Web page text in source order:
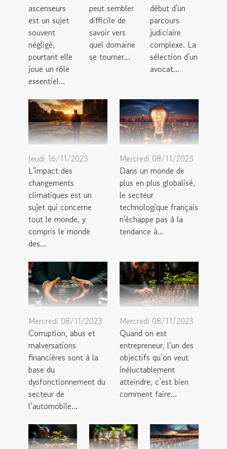
ascenseurs
est un sujet
souvent
négligé,
pourtant elle
joue un rôle
essentiel...
peut sembler
difficile de
savoir vers
quel domaine
se tourner...
début d'un
parcours
judiciaire
complexe. La
sélection d'un
avocat...
Jeudi 16/11/2023
L'impact des
changements
climatiques est un
sujet qui concerne
tout le monde, y
compris le monde
des...
Mercredi 08/11/2023
Dans un monde de
plus en plus globalisé,
le secteur
technologique français
n'échappe pas à la
tendance à...
Mercredi 08/11/2023
Corruption, abus et
malversations
financières sont à la
base du
dysfonctionnement du
secteur de
l’automobile...
Mercredi 08/11/2023
Quand on est
entrepreneur, l’un des
objectifs qu’on veut
inéluctablement
atteindre, c’est bien
comment faire...